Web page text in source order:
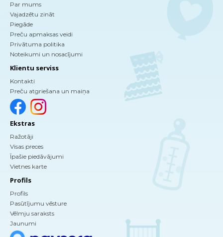
Par mums
Vajadzētu zināt
Piegāde
Preču apmaksas veidi
Privātuma politika
Noteikumi un nosacījumi
Klientu serviss
Kontakti
Preču atgriešana un maiņa
Ekstras
Ražotāji
Visas preces
Īpašie piedāvājumi
Vietnes karte
Profils
Profils
Pasūtījumu vēsture
Vēlmju saraksts
Jaunumi